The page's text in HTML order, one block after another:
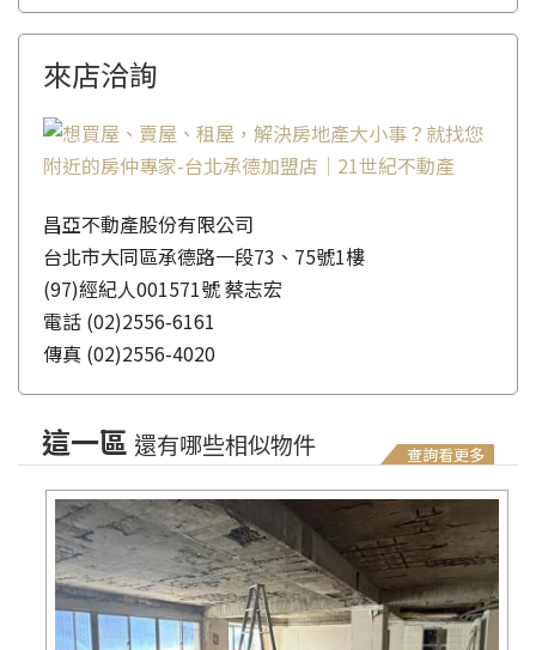
來店洽詢
昌亞不動產股份有限公司
台北市大同區承德路一段73、75號1樓
(97)經紀人001571號 蔡志宏
電話 (02)2556-6161
傳真 (02)2556-4020
查詢看更多
這一區 還有哪些相似物件